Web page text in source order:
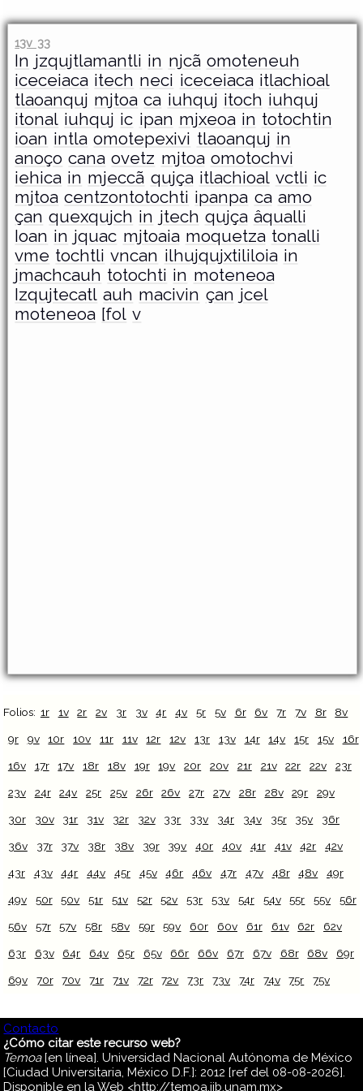
13v 33
In jzqujtlamantli in njcã omoteneuh
iceceiaca itech neci iceceiaca itlachioal
tlaoanquj mjtoa ca iuhquj itoch iuhquj
itonal iuhquj ic ipan mjxeoa in totochtin
ioan intla omotepexivi tlaoanquj in
anoço cana ovetz mjtoa omotochvi
iehica in mjeccã qujça itlachioal vctli ic
mjtoa centzontotochti ipanpa ca amo
çan quexqujch in jtech qujça âqualli
Ioan in jquac mjtoaia moquetza tonalli
vme tochtli vncan ilhujqujxtililoia in
jmachcauh totochti in moteneoa
Izqujtecatl auh macivin çan jcel
moteneoa [fol v
Folios: 1r 1v 2r 2v 3r 3v 4r 4v 5r 5v 6r 6v 7r 7v 8r 8v
9r 9v 10r 10v 11r 11v 12r 12v 13r 13v 14r 14v 15r 15v 16r
16v 17r 17v 18r 18v 19r 19v 20r 20v 21r 21v 22r 22v 23r
23v 24r 24v 25r 25v 26r 26v 27r 27v 28r 28v 29r 29v
30r 30v 31r 31v 32r 32v 33r 33v 34r 34v 35r 35v 36r
36v 37r 37v 38r 38v 39r 39v 40r 40v 41r 41v 42r 42v
43r 43v 44r 44v 45r 45v 46r 46v 47r 47v 48r 48v 49r
49v 50r 50v 51r 51v 52r 52v 53r 53v 54r 54v 55r 55v 56r
56v 57r 57v 58r 58v 59r 59v 60r 60v 61r 61v 62r 62v
63r 63v 64r 64v 65r 65v 66r 66v 67r 67v 68r 68v 69r
69v 70r 70v 71r 71v 72r 72v 73r 73v 74r 74v 75r 75v
Contacto
¿Cómo citar este recurso web?
Temoa[en línea]. Universidad Nacional Autónoma de México
[Ciudad Universitaria, México D.F.]: 2012 [ref del 08-08-2026].
Disponible en la Web <http://temoa.iib.unam.mx>